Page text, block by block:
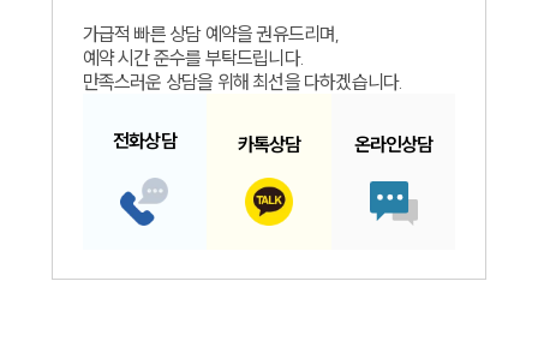
가급적 빠른 상담 예약을 권유드리며,
예약 시간 준수를 부탁드립니다.
만족스러운 상담을 위해 최선을 다하겠습니다.
전화상담 카톡상담 온라인상담